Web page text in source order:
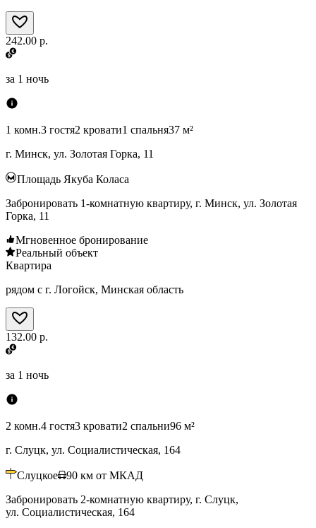
242.00 р.
за 1 ночь
1 комн.3 гостя2 кровати1 спальня37 м²
г. Минск, ул. Золотая Горка, 11
Площадь Якуба Коласа
Забронировать 1-комнатную квартиру, г. Минск, ул. Золотая
Горка, 11
Мгновенное бронирование
Реальный объект
Квартира
рядом с г. Логойск, Минская область
132.00 р.
за 1 ночь
2 комн.4 гостя3 кровати2 спальни96 м²
г. Слуцк, ул. Социалистическая, 164
Слуцкое 90 км от МКАД
Забронировать 2-комнатную квартиру, г. Слуцк,
ул. Социалистическая, 164